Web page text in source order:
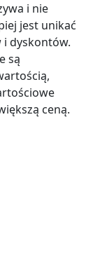
i nie
jest unikać
dyskontów.
są
ceną.